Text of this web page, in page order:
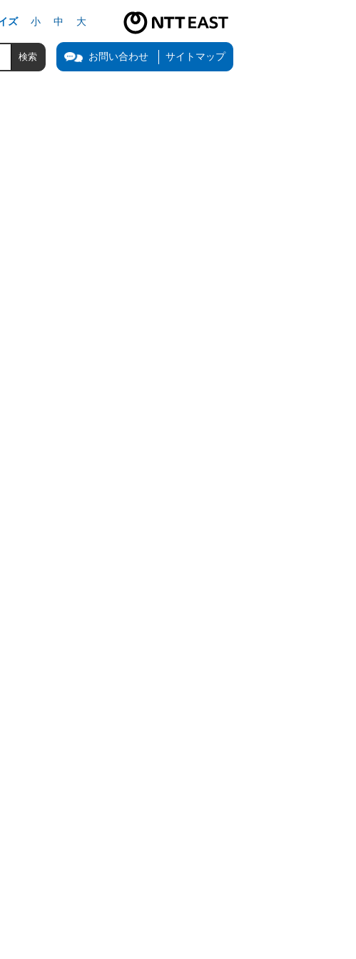
ズ 小 中 大
NTT東日本公式サイト（新しいタブで開きます）
お問い合わせ サイトマップ